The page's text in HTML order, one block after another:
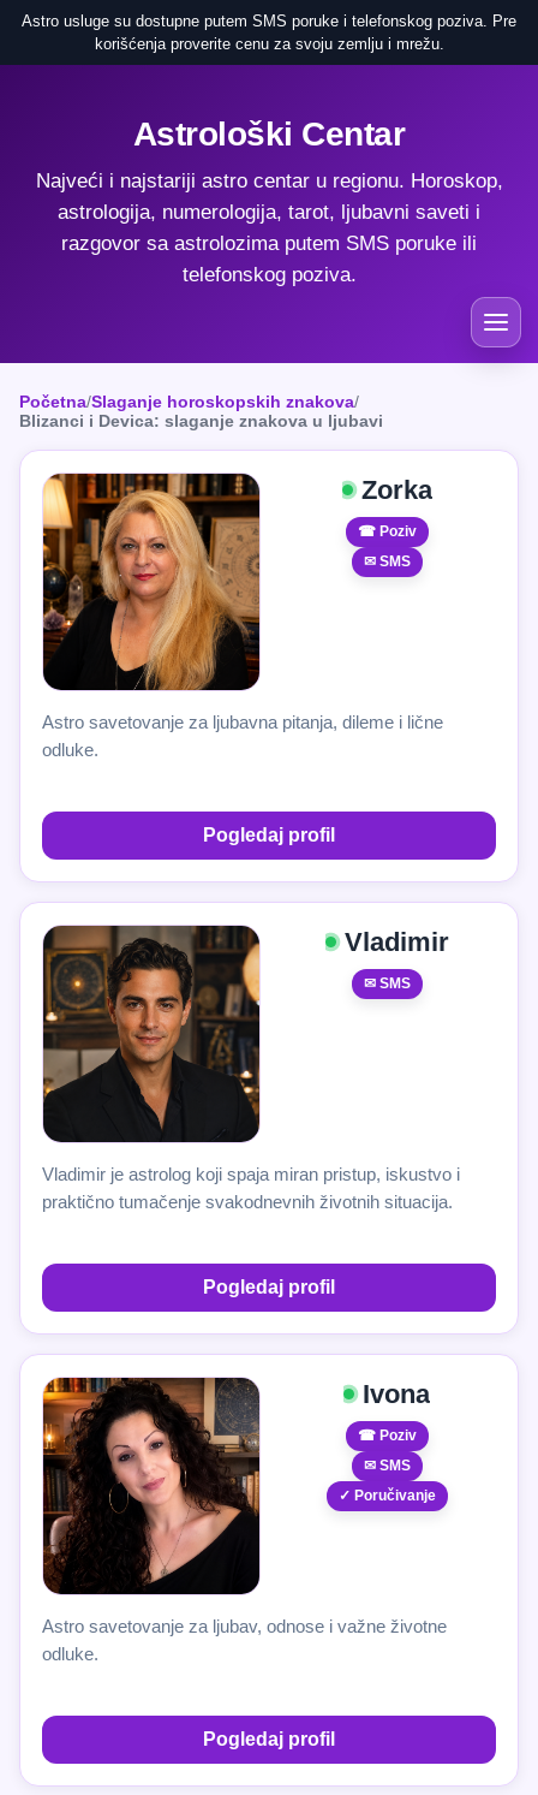
Astro usluge su dostupne putem SMS poruke i telefonskog poziva. Pre
korišćenja proverite cenu za svoju zemlju i mrežu.
Astrološki Centar
Najveći i najstariji astro centar u regionu. Horoskop,
astrologija, numerologija, tarot, ljubavni saveti i
razgovor sa astrolozima putem SMS poruke ili
telefonskog poziva.
Početna/Slaganje horoskopskih znakova/
Blizanci i Devica: slaganje znakova u ljubavi
Zorka
☎ Poziv
✉ SMS
Astro savetovanje za ljubavna pitanja, dileme i lične
odluke.
Pogledaj profil
Vladimir
✉ SMS
Vladimir je astrolog koji spaja miran pristup, iskustvo i
praktično tumačenje svakodnevnih životnih situacija.
Pogledaj profil
Ivona
☎ Poziv
✉ SMS
✓ Poručivanje
Astro savetovanje za ljubav, odnose i važne životne
odluke.
Pogledaj profil